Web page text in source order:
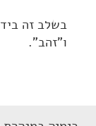
בשלב זה
ו"זהב".